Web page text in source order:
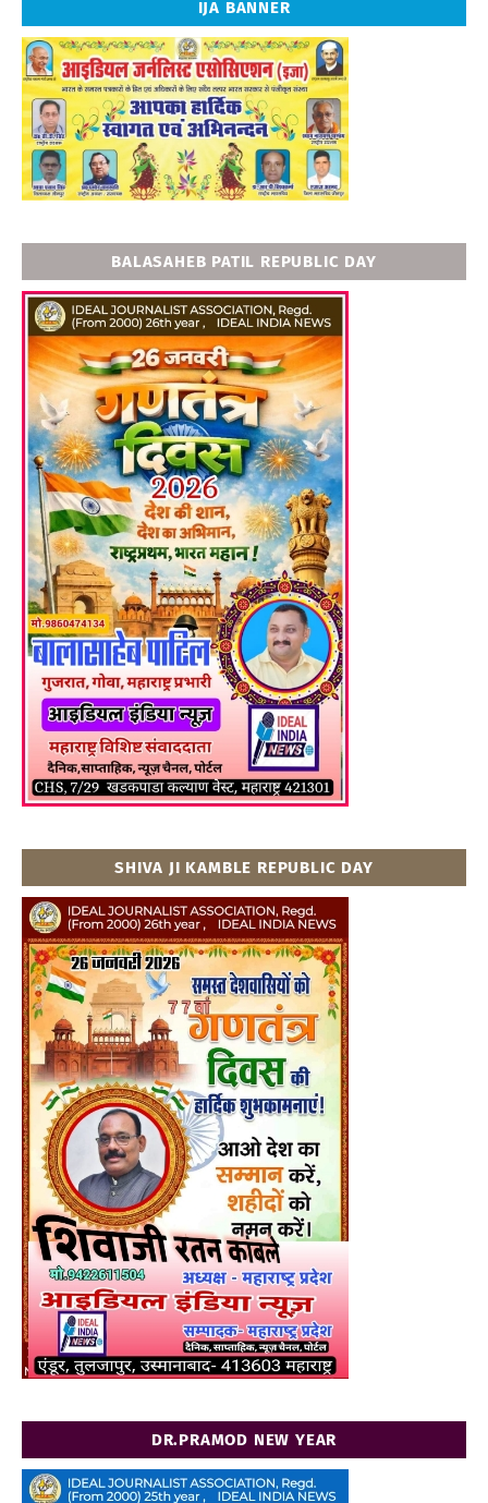
IJA BANNER
BALASAHEB PATIL REPUBLIC DAY
SHIVA JI KAMBLE REPUBLIC DAY
DR.PRAMOD NEW YEAR